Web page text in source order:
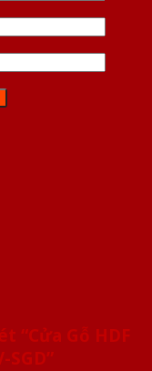
“Cửa Gỗ HDF
SGD”